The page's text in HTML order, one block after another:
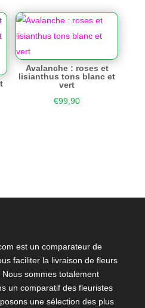
Avalanche : roses et
lisianthus tons blanc et
vert
€99,90
est un comparateur de
faciliter la livraison de fleurs
sommes totalement
un comparatif des fleuristes
une sélection des plus